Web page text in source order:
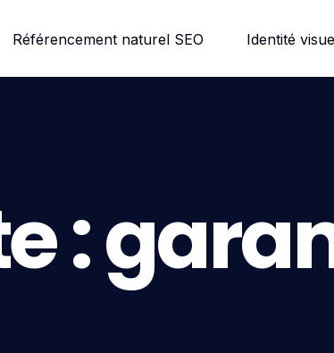
Référencement naturel SEO Identité
: